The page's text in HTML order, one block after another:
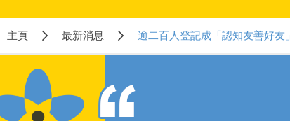
主頁 最新消息 逾二百人登記成「認知友善好友」